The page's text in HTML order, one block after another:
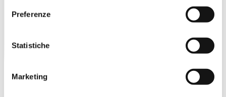
Preferenze
Statistiche
Marketing